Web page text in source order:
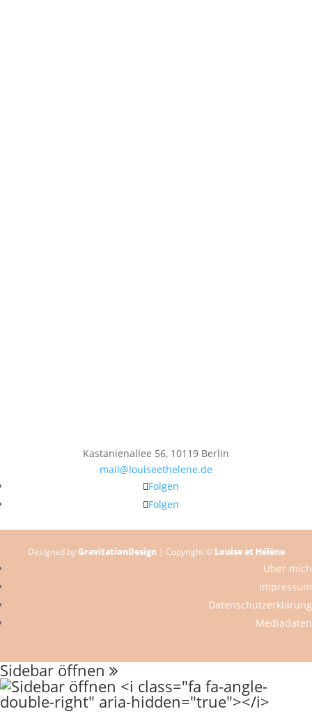
Kastanienallee 56, 10119 Berlin
mail@louiseethelene.de
Folgen
Folgen
Designed byGravitationDesign | Copyright © Louise et Hélène
Über mich
Impressum
Datenschutzerklärung
Mediadaten
Sidebar öffnen